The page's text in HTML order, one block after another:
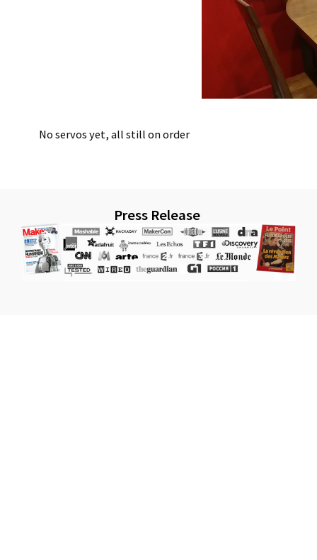
No servos yet, all still on order
Press Release